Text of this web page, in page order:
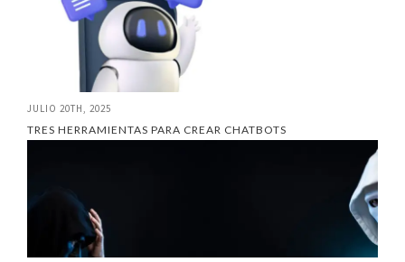
JULIO 20TH, 2025
TRES HERRAMIENTAS PARA CREAR CHATBOTS